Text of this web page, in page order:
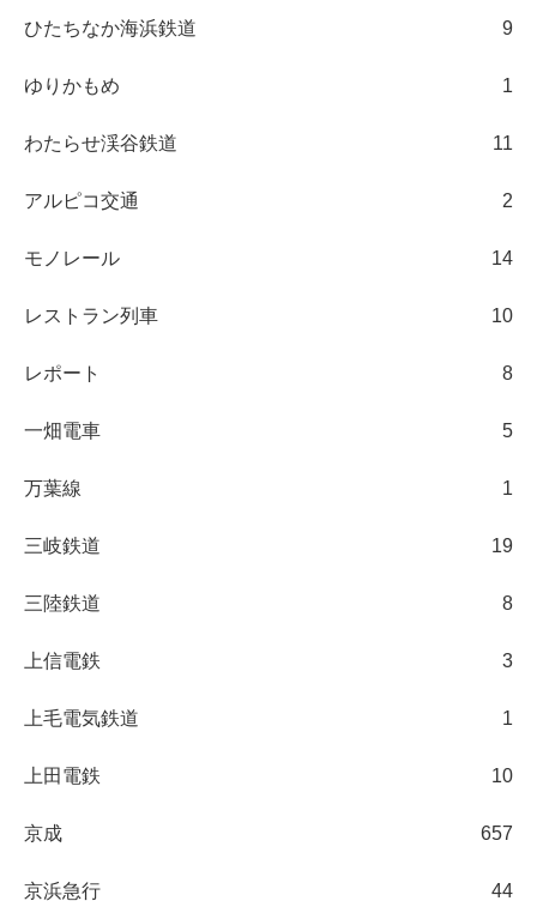
ひたちなか海浜鉄道 9
ゆりかもめ 1
わたらせ渓谷鉄道 11
アルピコ交通 2
モノレール 14
レストラン列車 10
レポート 8
一畑電車 5
万葉線 1
三岐鉄道 19
三陸鉄道 8
上信電鉄 3
上毛電気鉄道 1
上田電鉄 10
京成 657
京浜急行 44